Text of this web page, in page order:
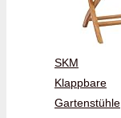
SKM
Klappbare
Gartenstühle